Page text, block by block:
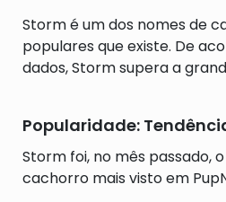
Storm é um dos nomes de
populares que existe. De
dados, Storm supera a
Popularidade:
Storm foi, no mês passado, o
cachorro mais visto em